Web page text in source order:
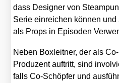
dass Desi­gner von
Serie ein­rei­chen kön­nen
als Props in Epi­so­den
Neben Box­leit­ner, der als
Pro­du­zent auf­tritt, sind
falls Co-Schöp­fer und